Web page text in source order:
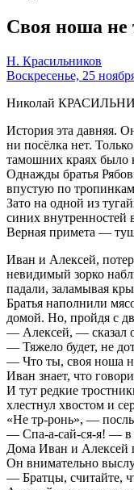
Своя ноша не
Н. Красильников
Воскресенье, 25
Николай
История эта давняя.
ни посёлка нет.
тамошних краях было
Однажды братья
впустую по
Зато на одной из
синих внутренностей
Верная примета —
Иван и Алексей,
невидимый зорко
падали, заламывая
Братья наполнили
домой. Но, пройдя с
— Алексей, — сказал
— Тяжело будет, не
— Что ты, своя ноша
Иван знает, что
И тут редкие
хлестнул хвостом и
«Не тр-ронь», —
— Спа-а-сай-ся-я! — в
Дома Иван и Алексей
Он внимательно
— Братцы, считайте,